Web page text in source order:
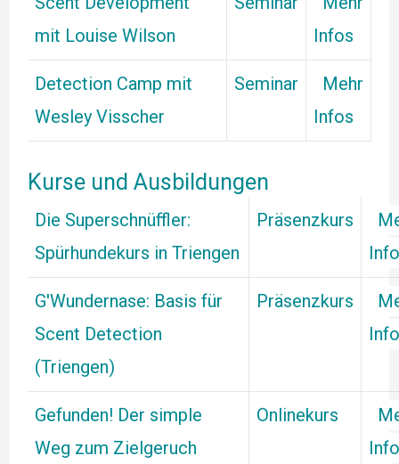
mit Louise Wilson
Infos
Detection Camp mit
Wesley Visscher
Seminar
Mehr
Infos
Kurse und Ausbildungen
Die Superschnüffler:
Spürhundekurs in Triengen
Präsenzkurs
G'Wundernase: Basis für
Scent Detection
(Triengen)
Präsenzkurs
Gefunden! Der simple
Weg zum Zielgeruch
Onlinekurs